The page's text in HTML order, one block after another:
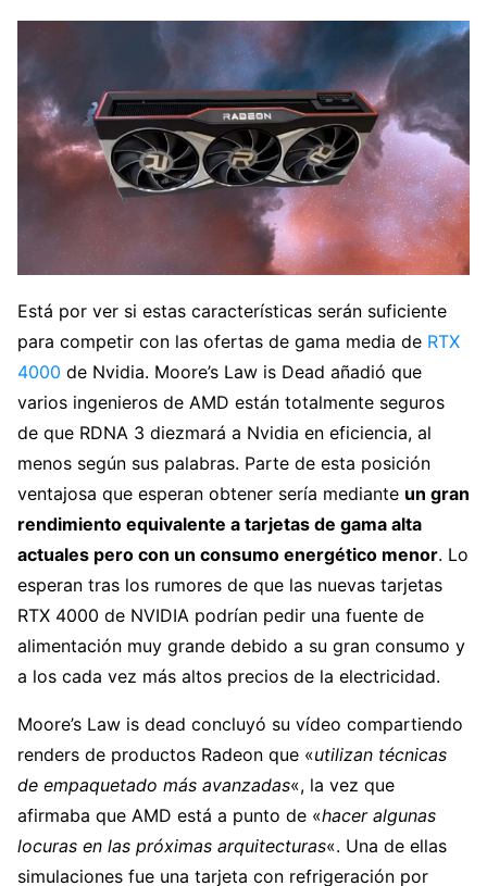
Está por ver si estas características serán suficiente
para competir con las ofertas de gama media de RTX
4000 de Nvidia. Moore’s Law is Dead añadió que
varios ingenieros de AMD están totalmente seguros
de que RDNA 3 diezmará a Nvidia en eficiencia, al
menos según sus palabras. Parte de esta posición
ventajosa que esperan obtener sería mediante un gran
rendimiento equivalente a tarjetas de gama alta
actuales pero con un consumo energético menor. Lo
esperan tras los rumores de que las nuevas tarjetas
RTX 4000 de NVIDIA podrían pedir una fuente de
alimentación muy grande debido a su gran consumo y
a los cada vez más altos precios de la electricidad.
Moore’s Law is dead concluyó su vídeo compartiendo
renders de productos Radeon que «utilizan técnicas
de empaquetado más avanzadas«, la vez que
afirmaba que AMD está a punto de «hacer algunas
locuras en las próximas arquitecturas«. Una de ellas
simulaciones fue una tarjeta con refrigeración por